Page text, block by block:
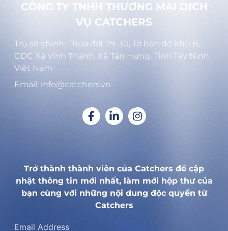
CÔNG TY TNHH THƯƠNG MẠI DỊCH
VỤ CATCHERS
Trụ sở chính: Thửa đất 29-30, Tờ bản đồ khu B,
CDC Xã Vĩnh Thạnh, Xã Tân Hưng, Tỉnh Tây Ninh,
Việt Nam
Email: info@catchers.vn
Trở thành thành viên của Catchers để cập
nhật thông tin mới nhất, làm mới hộp thư của
bạn cùng với những nội dung độc quyền từ
Catchers